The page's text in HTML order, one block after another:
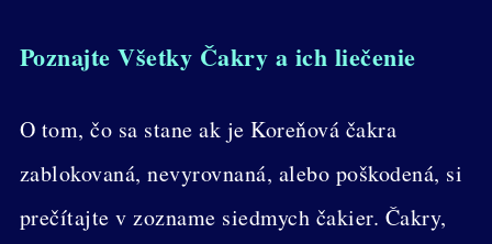
Poznajte Všetky Čakry a ich liečenie
O tom, čo sa stane ak je Koreňová čakra
zablokovaná, nevyrovnaná, alebo poškodená, si
prečítajte v zozname siedmych čakier. Čakry,